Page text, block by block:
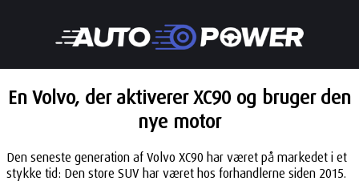
En Volvo, der aktiverer XC90 og bruger den
nye motor
Den seneste generation af Volvo XC90 har været på markedet i et
stykke tid: Den store SUV har været hos forhandlerne siden 2015.